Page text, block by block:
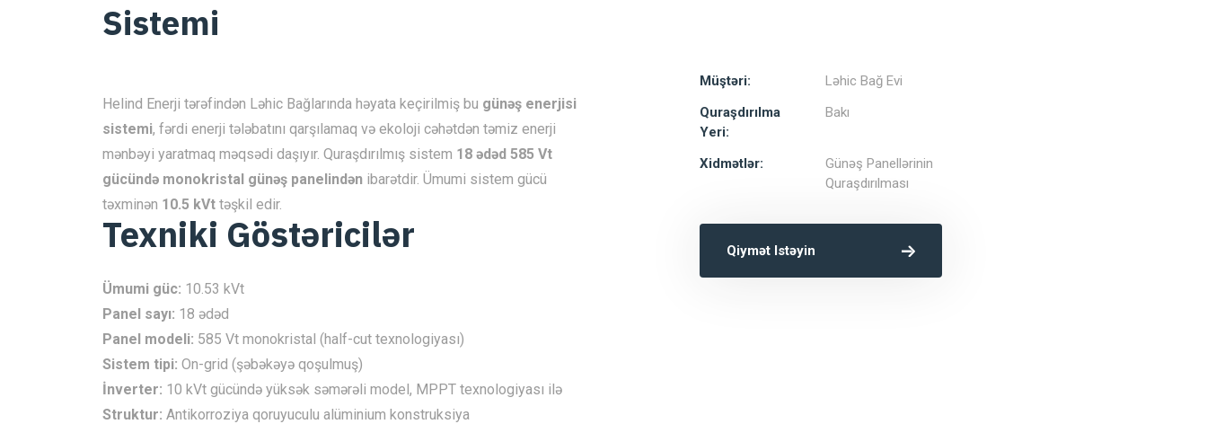
Sistemi
Helind Enerji tərəfindən Ləhic Bağlarında həyata keçirilmiş bu günəş enerjisi
sistemi, fərdi enerji tələbatını qarşılamaq və ekoloji cəhətdən təmiz enerji
mənbəyi yaratmaq məqsədi daşıyır. Quraşdırılmış sistem 18 ədəd 585 Vt
gücündə monokristal günəş panelindən ibarətdir. Ümumi sistem gücü
təxminən 10.5 kVt təşkil edir.
Texniki Göstəricilər
Ümumi güc: 10.53 kVt
Panel sayı: 18 ədəd
Panel modeli: 585 Vt monokristal (half-cut texnologiyası)
Sistem tipi: On-grid (şəbəkəyə qoşulmuş)
İnverter: 10 kVt gücündə yüksək səmərəli model, MPPT texnologiyası ilə
Struktur: Antikorroziya qoruyuculu alüminium konstruksiya
Müştəri:
Ləhic Bağ Evi
Quraşdırılma
Yeri:
Bakı
Xidmətlər:
Günəş Panellərinin
Quraşdırılması
Qiymət Istəyin